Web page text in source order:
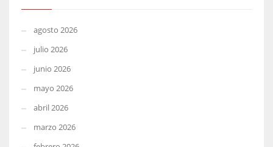
agosto 2026
julio 2026
junio 2026
mayo 2026
abril 2026
marzo 2026